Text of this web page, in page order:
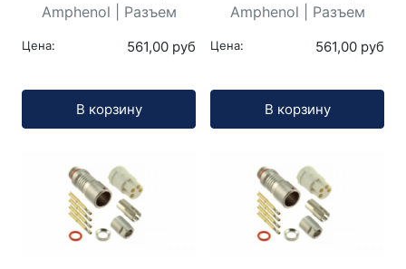
Amphenol | Разъем
Цена: 561,00 руб
В корзину
Amphenol | Разъем
Цена: 561,00 руб
В корзину